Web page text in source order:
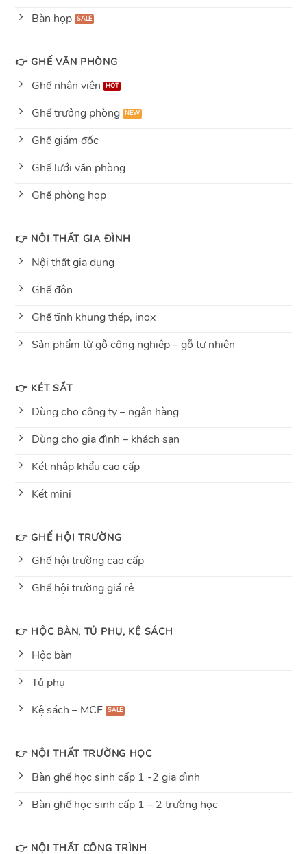
Bàn họp
👉 GHẾ VĂN PHÒNG
Ghế nhân viên
Ghế trưởng phòng
Ghế giám đốc
Ghế lưới văn phòng
Ghế phòng họp
👉 NỘI THẤT GIA ĐÌNH
Nội thất gia dụng
Ghế đôn
Ghế tĩnh khung thép, inox
Sản phẩm từ gỗ công nghiệp – gỗ tự nhiên
👉 KÉT SẮT
Dùng cho công ty – ngân hàng
Dùng cho gia đình – khách sạn
Két nhập khẩu cao cấp
Két mini
👉 GHẾ HỘI TRƯỜNG
Ghế hội trường cao cấp
Ghế hội trường giá rẻ
👉 HỘC BÀN, TỦ PHỤ, KỆ SÁCH
Hộc bàn
Tủ phụ
Kệ sách – MCF
👉 NỘI THẤT TRƯỜNG HỌC
Bàn ghế học sinh cấp 1 -2 gia đình
Bàn ghế học sinh cấp 1 – 2 trường học
👉 NỘI THẤT CÔNG TRÌNH